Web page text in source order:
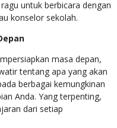
untuk berbicara dengan
konselor sekolah.
masa depan,
tentang apa yang akan
berbagai kemungkinan
Anda. Yang terpenting,
dari setiap